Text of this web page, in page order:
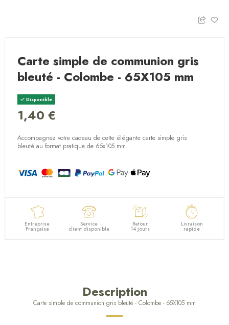
Carte simple de communion gris
bleuté - Colombe - 65X105 mm
Disponible
1,40 €
Accompagnez votre cadeau de cette élégante carte simple gris
bleuté au format pratique de 65x105 mm.
Entreprise
Française
Service
client disponible
Retour
14 jours
Livraison
rapide
Description
Carte simple de communion gris bleuté - Colombe - 65X105 mm